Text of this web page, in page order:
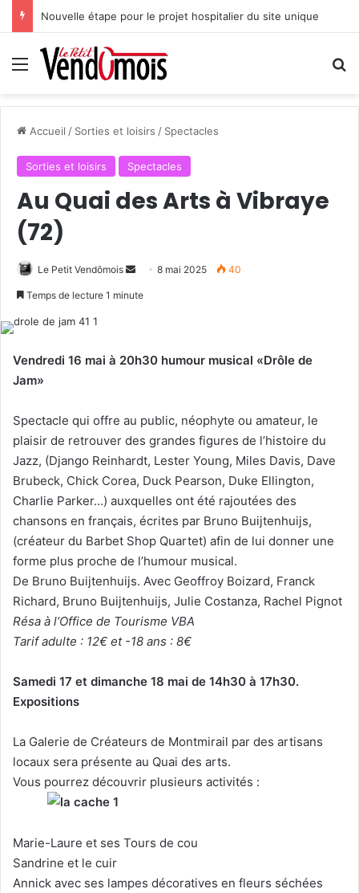
Nouvelle étape pour le projet hospitalier du site unique
Menu
Accueil / Sorties et loisirs / Spectacles
Sorties et loisirs Spectacles
Au Quai des Arts à Vibraye
(72)
Le Petit Vendômois
e
n
c
o
u
r
i
e
l
8 mai 2025 40
Temps de lecture 1 minute
Vendredi 16 mai à 20h30 humour musical «Drôle de
Jam»
Spectacle qui offre au public, néophyte ou amateur, le
plaisir de retrouver des grandes figures de l’histoire du
Jazz, (Django Reinhardt, Lester Young, Miles Davis, Dave
Brubeck, Chick Corea, Duck Pearson, Duke Ellington,
Charlie Parker…) auxquelles ont été rajoutées des
chansons en français, écrites par Bruno Buijtenhuijs,
(créateur du Barbet Shop Quartet) afin de lui donner une
forme plus proche de l’humour musical.
De Bruno Buijtenhuijs. Avec Geoffroy Boizard, Franck
Richard, Bruno Buijtenhuijs, Julie Costanza, Rachel Pignot
Résa à l’Office de Tourisme VBA
Tarif adulte : 12€ et -18 ans : 8€
Samedi 17 et dimanche 18 mai de 14h30 à 17h30.
Expositions
La Galerie de Créateurs de Montmirail par des artisans
locaux sera présente au Quai des arts.
Vous pourrez découvrir plusieurs activités :
Marie-Laure et ses Tours de cou
Sandrine et le cuir
Annick avec ses lampes décoratives en fleurs séchées